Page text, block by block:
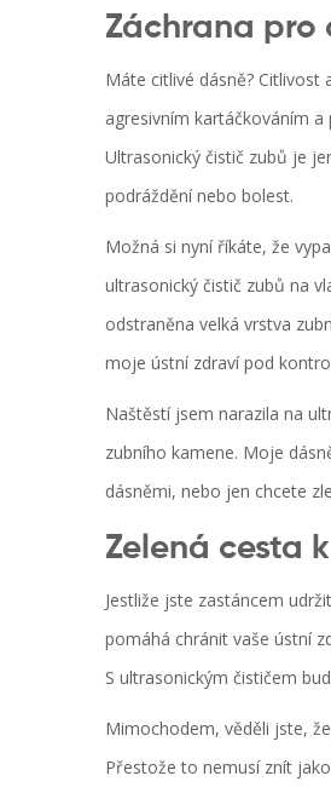
Záchrana pro
Máte citlivé dásně?
agresivním kartáčkováním
Ultrasonický čistič zubů je
podráždění nebo bolest.
Možná si nyní říkáte, že
ultrasonický čistič zubů na
odstraněna velká vrstva
moje ústní zdraví pod
Naštěstí jsem narazila na
zubního kamene. Moje
dásněmi, nebo jen chcete
Zelená cesta
Jestliže jste zastáncem
pomáhá chránit vaše ústní
S ultrasonickým čističem
Mimochodem, věděli jste,
Přestože to nemusí znít